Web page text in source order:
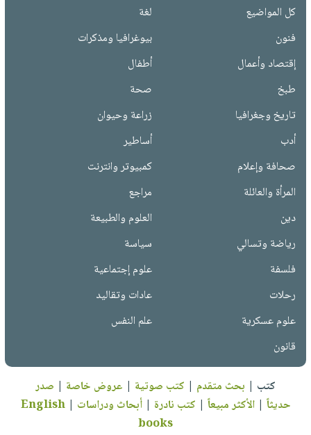
كل المواضيع
لغة
فنون
بيوغرافيا ومذكرات
إقتصاد وأعمال
أطفال
طبخ
صحة
تاريخ وجغرافيا
زراعة وحيوان
أدب
أساطير
صحافة وإعلام
كمبيوتر وانترنت
المرأة والعائلة
مراجع
دين
العلوم والطبيعة
رياضة وتسالي
سياسة
فلسفة
علوم إجتماعية
رحلات
عادات وتقاليد
علوم عسكرية
علم النفس
قانون
كتب | بحث متقدم | كتب صوتية | عروض خاصة | صدر
حديثاً |الأكثر مبيعاً | كتب نادرة |أبحاث ودراسات |
English
books